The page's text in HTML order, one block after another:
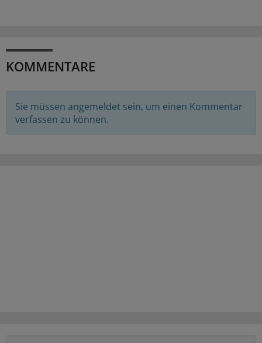
KOMMENTARE
Sie müssen angemeldet sein, um einen Kommentar
verfassen zu können.